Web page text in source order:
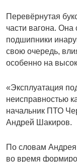
Перевёрнутая
части вагона. Она
подшипники
свою очередь,
особенно на
«Эксплуатация
неисправностью
начальник ПТО
Андрей Шакиров.
По словам
во время